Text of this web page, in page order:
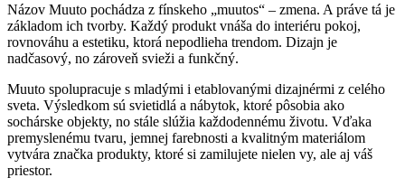
Názov Muuto pochádza z fínskeho „muutos“ – zmena. A práve tá je
základom ich tvorby. Každý produkt vnáša do interiéru pokoj,
rovnováhu a estetiku, ktorá nepodlieha trendom. Dizajn je
nadčasový, no zároveň svieži a funkčný.
Muuto spolupracuje s mladými i etablovanými dizajnérmi z celého
sveta. Výsledkom sú svietidlá a nábytok, ktoré pôsobia ako
sochárske objekty, no stále slúžia každodennému životu. Vďaka
premyslenému tvaru, jemnej farebnosti a kvalitným materiálom
vytvára značka produkty, ktoré si zamilujete nielen vy, ale aj váš
priestor.